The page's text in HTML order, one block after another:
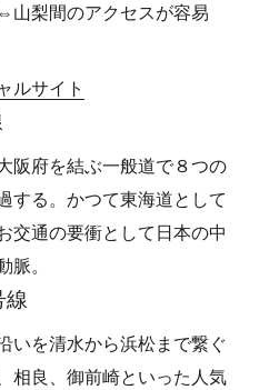
山梨間のアクセスが容易
ルサイト
阪府を結ぶ一般道で８つの
する。かつて東海道として
交通の要衝として日本の中
脈。
線
いを清水から浜松まで繋ぐ
相良、御前崎といった人気